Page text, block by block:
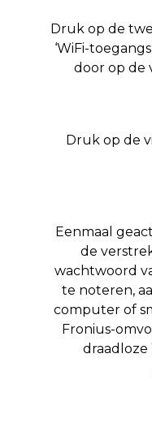
Druk op de
‘WiFi-
door op de
Druk op de
Eenmaal
de
wachtwoord
te noteren,
computer of
Fronius-